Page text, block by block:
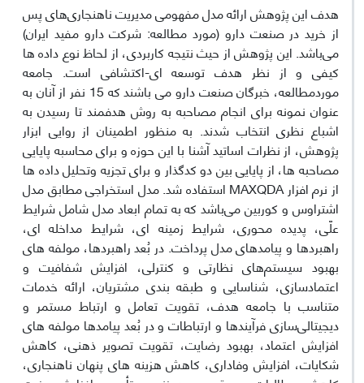
هدف این پژوهش ارائه مدل مفهومی مدیریت ناهنجاری‌های پس
از خرید در صنعت دارو (مورد مطالعه: شرکت دارو مفید ایران)
می‌باشد. این پژوهش از حیث نتیجه کاربردی، از لحاظ نوع داده ها
کیفی و از نظر هدف توسعه ای-اکتشافی است. جامعه
موردمطالعه، خبرگان صنعت دارو می باشند که 15 نفر از آنان به
عنوان نمونه برای انجام مصاحبه به روش هدفمند تا رسیدن به
اشباع نظری انتخاب شدند. به منظور اطمینان از روایی ابزار
پژوهش، از نظرات اساتید آشنا با این حوزه و برای محاسبه پایایی
مصاحبه ها، از پایایی بین دو کدگذار و برای تجزیه وتحلیل داده ها
از نرم افزار MAXQDA استفاده شد. مدل استخراجی مطابق مدل
اشتراوس و کوربین می‌باشد که به تمام ابعاد مدل شامل شرایط
علّی، پدیده محوری، شرایط زمینه ای، شرایط مداخله ای،
راهبردها و پیامدهای مدل پرداخت. در بُعد راهبردها، مولفه های
بهبود سیستم‌های نظارتی و کنترلی، افزایش شفافیت و
اعتمادسازی، شناسایی و طبقه بندی مشتریان، ارائه خدمات
متناسب با جامعه هدف، تقویت تعامل و ارتباط مستمر و
دیجیتالی‌سازی فرآیندها و ارتباطات و در بُعد پیامدها مولفه های
افزایش اعتماد، بهبود رضایت، تقویت تصویر ذهنی، کاهش
شکایات، افزایش وفاداری، کاهش هزینه های پنهان ناهنجاری،